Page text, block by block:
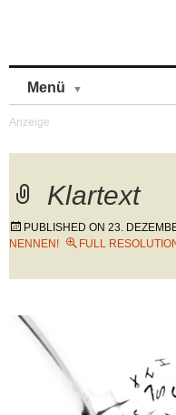
Menü
Klartext
PUBLISHED ON 23.
NENNEN!
FULL